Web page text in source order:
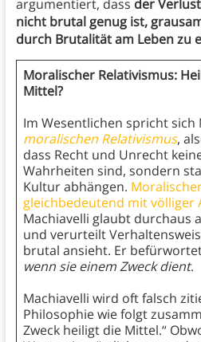
argumentiert, dass der
nicht brutal genug ist,
durch Brutalität am Leben zu
Moralischer Relativismus:
Mittel?
Im Wesentlichen spricht sich
moralischen Relativismus,
dass Recht und Unrecht
Wahrheiten sind, sondern
Kultur abhängen.
gleichbedeutend mit völliger
Machiavelli glaubt durchaus
und verurteilt
brutal ansieht. Er
wenn sie einem Zweck dient.
Machiavelli wird oft falsch
Philosophie wie folgt
Zweck heiligt die Mittel.“